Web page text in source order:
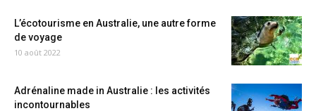
L’écotourisme en Australie, une autre forme
de voyage
10 août 2022
Adrénaline made in Australie : les activités
incontournables